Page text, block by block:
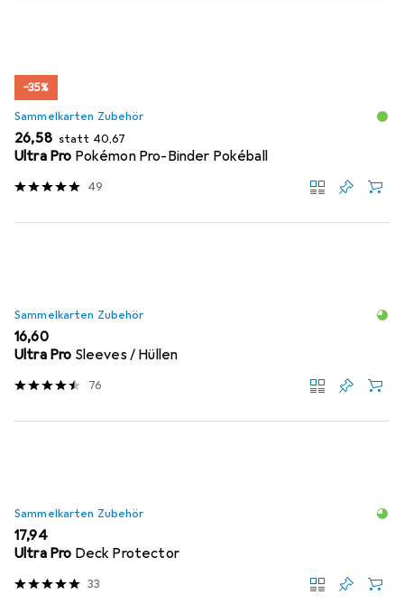
−35%
Sammelkarten Zubehör
EUR
26,58 statt EUR
40,67
Ultra Pro Pokémon Pro-Binder Pokéball
49
Sammelkarten Zubehör
EUR
16,60
Ultra Pro Sleeves / Hüllen
76
Sammelkarten Zubehör
EUR
17,94
Ultra Pro Deck Protector
33